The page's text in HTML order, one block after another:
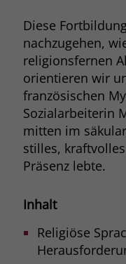
Diese
nachzugehen,
religionsfernen
orientieren wir
französischen
Sozialarbeiterin
mitten im
stilles,
Präsenz lebte.
Inhalt
Religiöse
Name
Anbieter
Laufzeit
Zweck
Zweck
Name _clsk
Laufzeit
um